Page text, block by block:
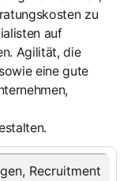
zu
auf
Agilität, die
eine gute
Recruitment